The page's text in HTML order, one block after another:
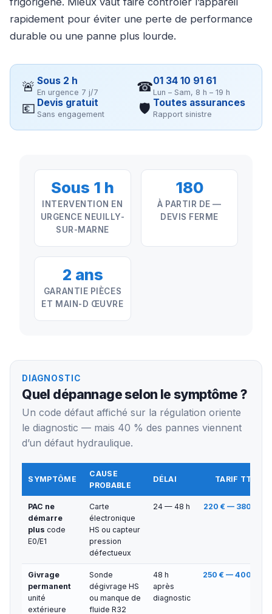
rapidement pour éviter une perte de performance
durable ou une panne plus lourde.
🚨 Sous 2 h
En urgence 7 j/7 ☎01 34 10 91 61
Lun – Sam, 8 h – 19 h
💶 Devis gratuit
Sans engagement 🛡 Toutes assurances
Rapport sinistre
Sous 1 h
INTERVENTION EN
URGENCE NEUILLY-
SUR-MARNE
180
À PARTIR DE —
DEVIS FERME
2 ans
GARANTIE PIÈCES
ET MAIN-D ŒUVRE
DIAGNOSTIC
Quel dépannage selon le symptôme ?
Un code défaut affiché sur la régulation oriente
le diagnostic — mais 40 % des pannes viennent
d’un défaut hydraulique.
SYMPTÔME
CAUSE
PROBABLE
DÉLAI TARIF TTC
PAC ne
démarre
plus code
E0/E1
Carte
électronique
HS ou capteur
pression
défectueux
24 — 48 h 220 € — 380 €
Givrage
permanent
unité
extérieure
Sonde
dégivrage HS
ou manque de
fluide R32
48 h
après
diagnostic
250 € — 400 €